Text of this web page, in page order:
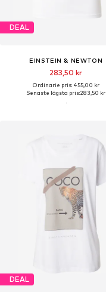
DEAL
EINSTEIN & NEWTON
283,50 kr
Ordinarie pris: 455,00 kr
Senaste lägsta pris:283,50 kr
DEAL